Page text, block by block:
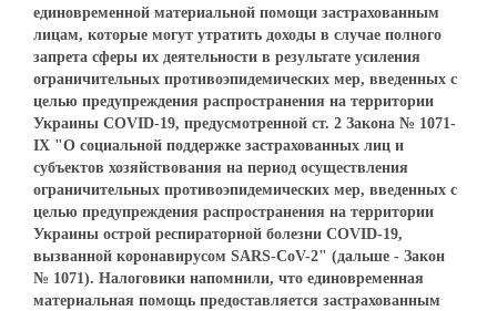
единовременной материальной помощи застрахованным
лицам, которые могут утратить доходы в случае полного
запрета сферы их деятельности в результате усиления
ограничительных противоэпидемических мер, введенных с
целью предупреждения распространения на территории
Украины COVID-19, предусмотренной ст. 2 Закона № 1071-
IX "О социальной поддержке застрахованных лиц и
субъектов хозяйствования на период осуществления
ограничительных противоэпидемических мер, введенных с
целью предупреждения распространения на территории
Украины острой респираторной болезни COVID-19,
вызванной коронавирусом SARS-CoV-2" (дальше - Закон
№ 1071). Налоговики напомнили, что единовременная
материальная помощь предоставляется застрахованным